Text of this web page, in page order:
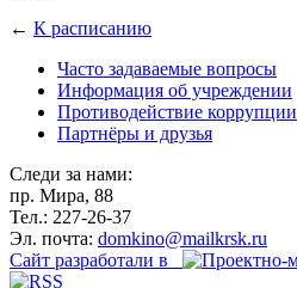
← К расписанию
Часто задаваемые вопросы
Информация об учреждении
Противодействие коррупции
Партнёры и друзья
Следи за нами:
пр. Мира, 88
Тел.: 227-26-37
Эл. почта: domkino@mailkrsk.ru
Сайт разработали в